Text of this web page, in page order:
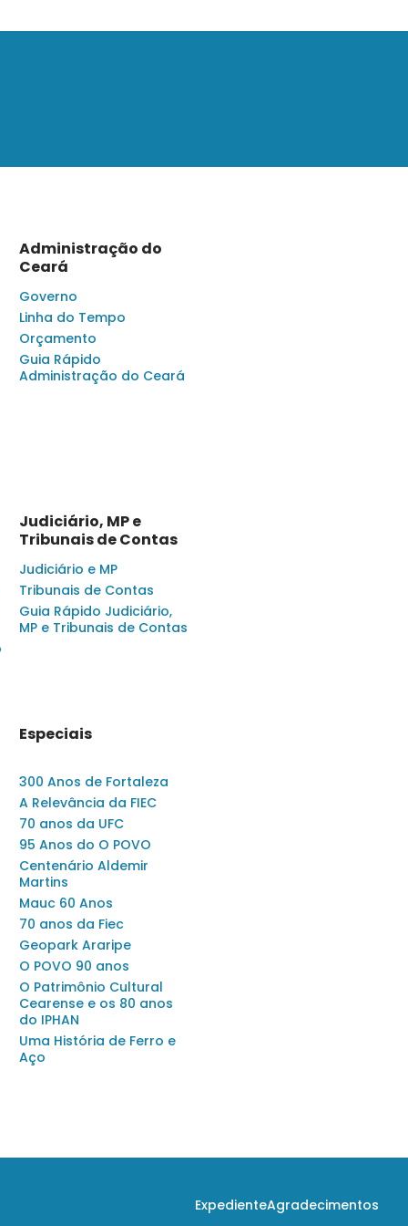
Administração do
Ceará
Governo
Linha do Tempo
Orçamento
Guia Rápido
Administração do Ceará
Judiciário, MP e
Tribunais de Contas
Judiciário e MP
Tribunais de Contas
Guia Rápido Judiciário,
MP e Tribunais de Contas
Especiais
300 Anos de Fortaleza
A Relevância da FIEC
70 anos da UFC
95 Anos do O POVO
Centenário Aldemir
Martins
Mauc 60 Anos
70 anos da Fiec
Geopark Araripe
O POVO 90 anos
O Patrimônio Cultural
Cearense e os 80 anos
do IPHAN
Uma História de Ferro e
Aço
ExpedienteAgradecimentos